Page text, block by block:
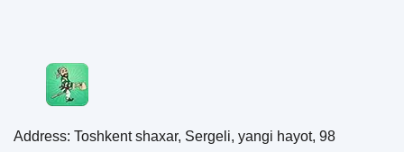
Address: Toshkent shaxar, Sergeli, yangi hayot, 98